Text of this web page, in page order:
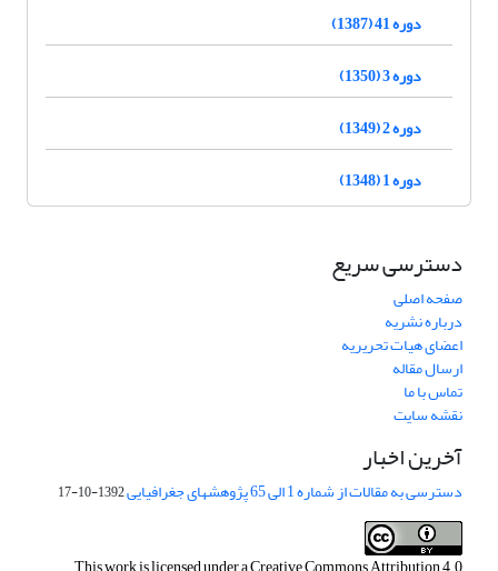
دوره 41 (1387)
دوره 3 (1350)
دوره 2 (1349)
دوره 1 (1348)
دسترسی سریع
صفحه اصلی
درباره نشریه
اعضای هیات تحریریه
ارسال مقاله
تماس با ما
نقشه سایت
آخرین اخبار
دسترسی به مقالات از شماره 1 الی 65 پژوهشهای جغرافیایی 1392-10-17